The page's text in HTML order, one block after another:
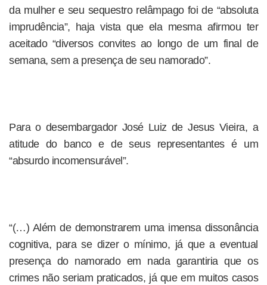
da mulher e seu sequestro relâmpago foi de “absoluta
imprudência”, haja vista que ela mesma afirmou ter
aceitado “diversos convites ao longo de um final de
semana, sem a presença de seu namorado”.
Para o desembargador José Luiz de Jesus Vieira, a
atitude do banco e de seus representantes é um
“absurdo incomensurável”.
“(…) Além de demonstrarem uma imensa dissonância
cognitiva, para se dizer o mínimo, já que a eventual
presença do namorado em nada garantiria que os
crimes não seriam praticados, já que em muitos casos